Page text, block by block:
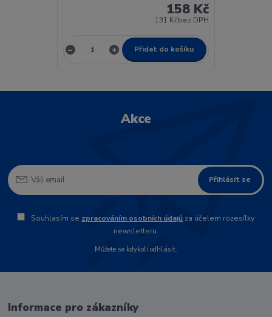
158 Kč
131 Kčbez DPH
Přidat do košíku
Akce
Přihlásit se
Souhlasím se zpracováním osobních údajů za účelem rozesílky
newsletteru.
Můžete se kdykoli odhlásit.
Informace pro zákazníky